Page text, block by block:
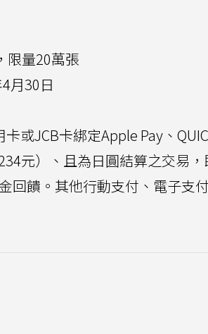
限量20萬張
月30日
或JCB卡綁定Apple Pay、
元）、且為日圓結算之交易
回饋。其他行動支付、電子支